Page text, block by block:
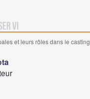
VI
et leurs rôles dans le casting